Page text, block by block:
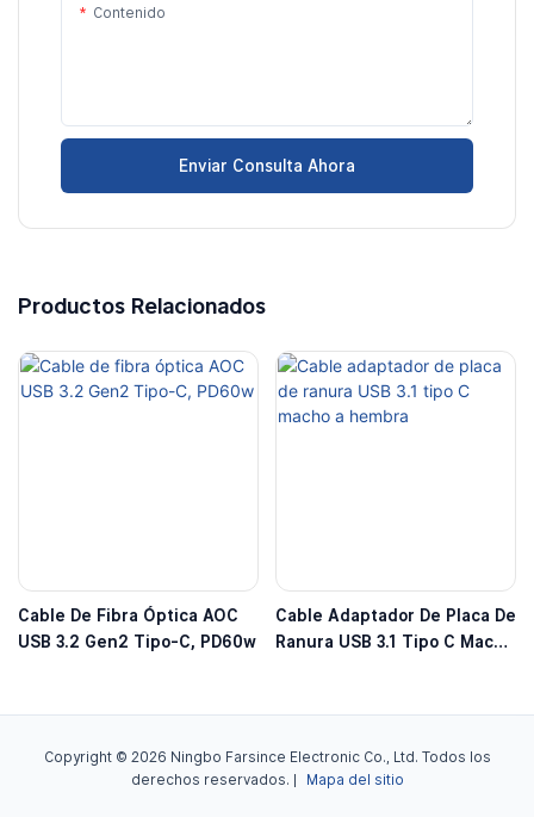
Contenido
Enviar Consulta Ahora
Productos Relacionados
Cable De Fibra Óptica AOC
USB 3.2 Gen2 Tipo-C, PD60w
Cable Adaptador De Placa De
Ranura USB 3.1 Tipo C Macho
Copyright © 2026 Ningbo Farsince Electronic Co., Ltd. Todos los
derechos reservados. |
Mapa del sitio